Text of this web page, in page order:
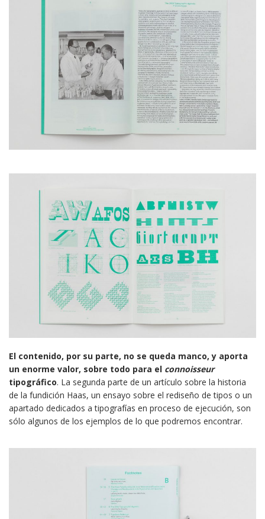
El contenido, por su parte, no se queda manco, y aporta
un enorme valor, sobre todo para el connoisseur
tipográfico. La segunda parte de un artículo sobre la historia
de la fundición Haas, un ensayo sobre el rediseño de tipos o un
apartado dedicados a tipografías en proceso de ejecución, son
sólo algunos de los ejemplos de lo que podremos encontrar.